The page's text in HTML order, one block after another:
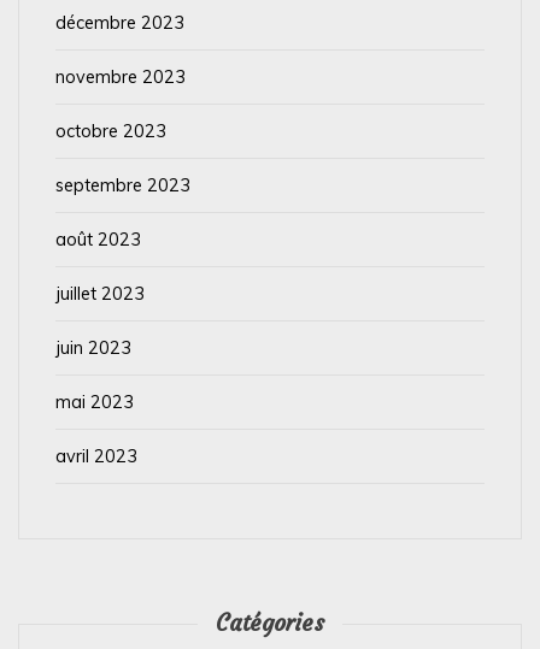
décembre 2023
novembre 2023
octobre 2023
septembre 2023
août 2023
juillet 2023
juin 2023
mai 2023
avril 2023
Catégories